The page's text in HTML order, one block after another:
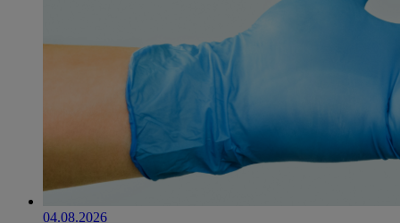
04.08.2026